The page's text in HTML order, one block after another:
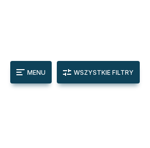
MENU WSZYSTKIE FILTRY